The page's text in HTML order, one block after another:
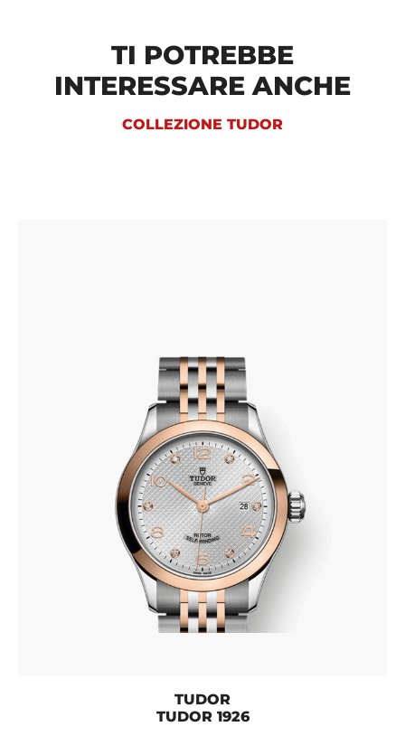
TI POTREBBE
INTERESSARE ANCHE
COLLEZIONE TUDOR
TUDOR
TUDOR 1926